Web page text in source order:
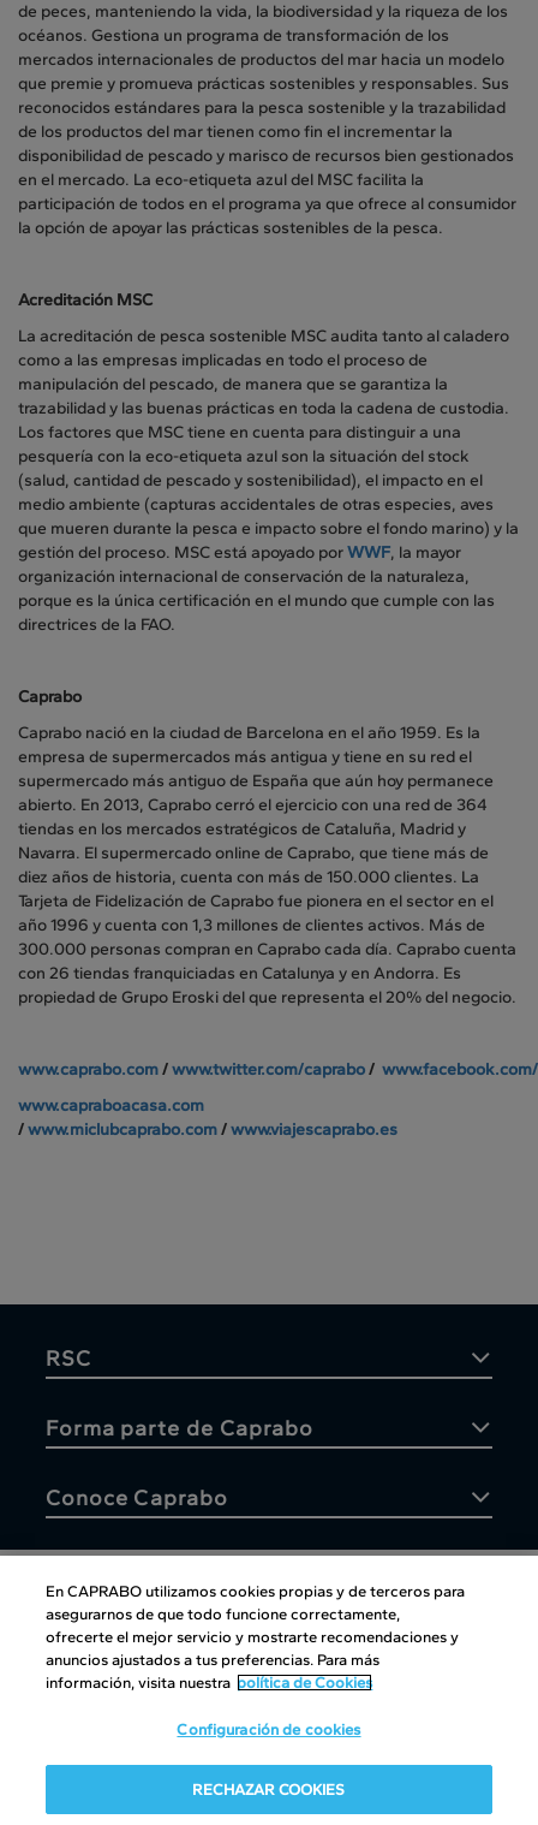
de peces, manteniendo la vida, la biodiversidad y la riqueza de los
océanos. Gestiona un programa de transformación de los
mercados internacionales de productos del mar hacia un modelo
que premie y promueva prácticas sostenibles y responsables. Sus
reconocidos estándares para la pesca sostenible y la trazabilidad
de los productos del mar tienen como fin el incrementar la
disponibilidad de pescado y marisco de recursos bien gestionados
en el mercado. La eco-etiqueta azul del MSC facilita la
participación de todos en el programa ya que ofrece al consumidor
la opción de apoyar las prácticas sostenibles de la pesca.
Acreditación MSC
La acreditación de pesca sostenible MSC audita tanto al caladero
como a las empresas implicadas en todo el proceso de
manipulación del pescado, de manera que se garantiza la
trazabilidad y las buenas prácticas en toda la cadena de custodia.
Los factores que MSC tiene en cuenta para distinguir a una
pesquería con la eco-etiqueta azul son la situación del stock
(salud, cantidad de pescado y sostenibilidad), el impacto en el
medio ambiente (capturas accidentales de otras especies, aves
que mueren durante la pesca e impacto sobre el fondo marino) y la
gestión del proceso. MSC está apoyado porWWF, la mayor
organización internacional de conservación de la naturaleza,
porque es la única certificación en el mundo que cumple con las
directrices de la FAO.
Caprabo
Caprabo nació en la ciudad de Barcelona en el año 1959. Es la
empresa de supermercados más antigua y tiene en su red el
supermercado más antiguo de España que aún hoy permanece
abierto. En 2013, Caprabo cerró el ejercicio con una red de 364
tiendas en los mercados estratégicos de Cataluña, Madrid y
Navarra. El supermercado online de Caprabo, que tiene más de
diez años de historia, cuenta con más de 150.000 clientes. La
Tarjeta de Fidelización de Caprabo fue pionera en el sector en el
año 1996 y cuenta con 1,3 millones de clientes activos. Más de
300.000 personas compran en Caprabo cada día. Caprabo cuenta
con 26 tiendas franquiciadas en Catalunya y en Andorra. Es
propiedad de Grupo Eroski del que representa el 20% del negocio.
www.caprabo.com/www.twitter.com/caprabo/
www.capraboacasa.com
/www.miclubcaprabo.com/www.viajescaprabo.es
RSC
Forma parte de Caprabo
Conoce Caprabo
Atención al cliente
|Copyright|Política de cookies
legal|Canal interno de información
En CAPRABO utilizamos cookies propias y de terceros para
asegurarnos de que todo funcione correctamente,
ofrecerte el mejor servicio y mostrarte recomendaciones y
anuncios ajustados a tus preferencias. Para más
información, visita nuestra política de Cookies
Configuración de cookies
RECHAZAR COOKIES